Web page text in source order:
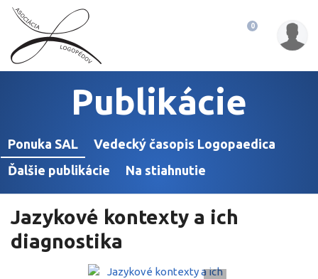
sídlom
Bratislave
Košík:
0
Publikácie
Ponuka SAL
Vedecký časopis Logopaedica
Ďalšie publikácie
Na stiahnutie
Jazykové kontexty a ich
diagnostika